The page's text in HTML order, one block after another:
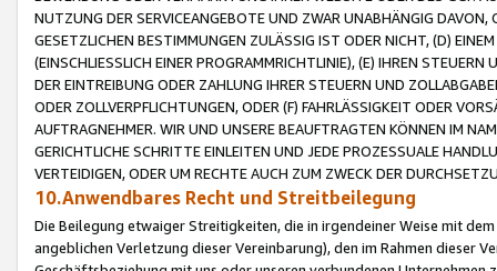
NUTZUNG DER SERVICEANGEBOTE UND ZWAR UNABHÄNGIG
GESETZLICHEN BESTIMMUNGEN ZULÄSSIG IST ODER NICHT, (D)
(EINSCHLIESSLICH EINER PROGRAMMRICHTLINIE), (E) IHREN
DER EINTREIBUNG ODER ZAHLUNG IHRER STEUERN UND
ODER ZOLLVERPFLICHTUNGEN, ODER (F) FAHRLÄSSIGKEIT ODER
AUFTRAGNEHMER. WIR UND UNSERE BEAUFTRAGTEN KÖNNEN IM
GERICHTLICHE SCHRITTE EINLEITEN UND JEDE PROZESSUALE
VERTEIDIGEN, ODER UM RECHTE AUCH ZUM ZWECK DER
10.Anwendbares Recht und Streitbeilegung
Die Beilegung etwaiger Streitigkeiten, die in irgendeiner Weise mit
angeblichen Verletzung dieser Vereinbarung), den im Rahmen dieser